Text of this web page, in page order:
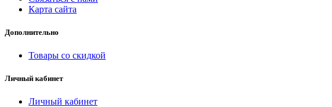
Карта сайта
Дополнительно
Товары со скидкой
Личный кабинет
Личный кабинет